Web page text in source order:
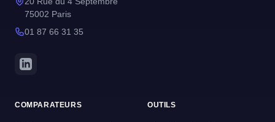
75002 Paris
01 87 66 31 35
COMPARATEURS OUTILS